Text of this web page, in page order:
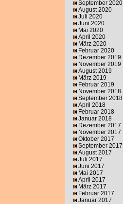
September 2020
August 2020
Juli 2020
Juni 2020
Mai 2020
April 2020
März 2020
Februar 2020
Dezember 2019
November 2019
August 2019
März 2019
Februar 2019
November 2018
September 2018
April 2018
Februar 2018
Januar 2018
Dezember 2017
November 2017
Oktober 2017
September 2017
August 2017
Juli 2017
Juni 2017
Mai 2017
April 2017
März 2017
Februar 2017
Januar 2017